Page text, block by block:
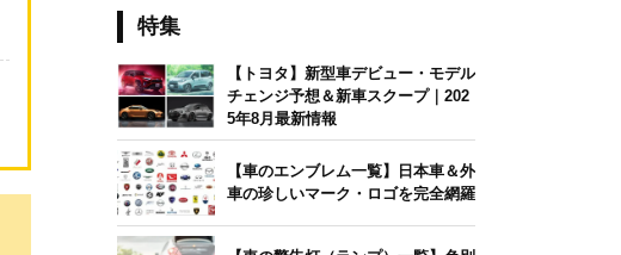
特集
【トヨタ】新型車デビュー・モデル
チェンジ予想＆新車スクープ｜202
5年8月最新情報
【車のエンブレム一覧】日本車＆外
車の珍しいマーク・ロゴを完全網羅